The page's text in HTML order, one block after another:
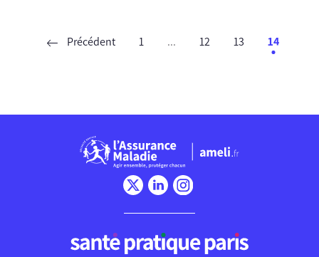
Précédent 1 ... 12 13 14